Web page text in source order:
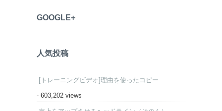
GOOGLE+
人気投稿
[トレーニングビデオ]理由を使ったコピー
- 603,202 views